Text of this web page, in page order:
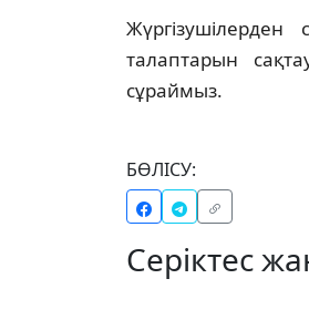
талаптарын
сұраймыз.
БӨЛІСУ:
Серіктес